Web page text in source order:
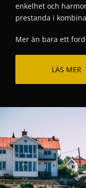
enkelhet och
prestanda i
Mer än bara ett
LÄS MER